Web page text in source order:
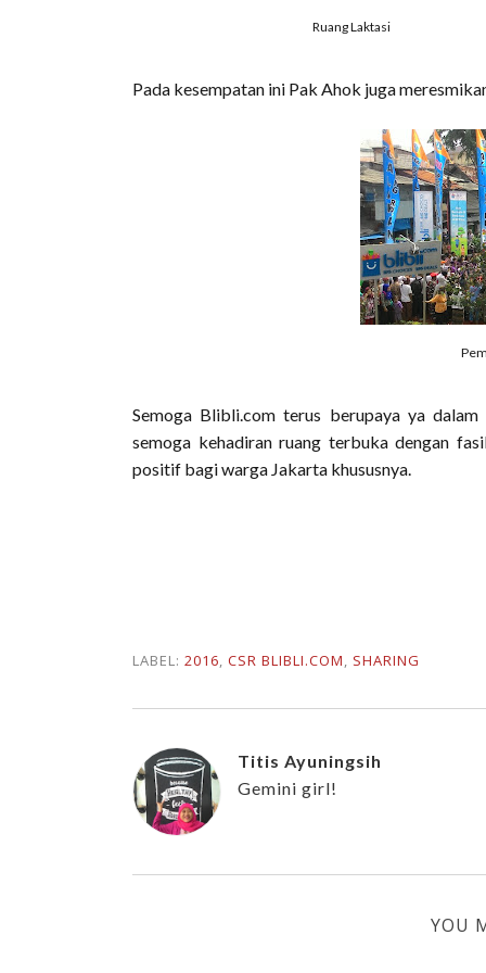
Ruang Laktasi
Pada kesempatan ini Pak Ahok juga
Semoga Blibli.com terus berupaya ya
semoga kehadiran ruang terbuka dengan
positif bagi warga Jakarta khususnya.
LABEL: 2016, CSR BLIBLI.COM, SHARING
Titis Ayuningsih
Gemini girl!
YOU